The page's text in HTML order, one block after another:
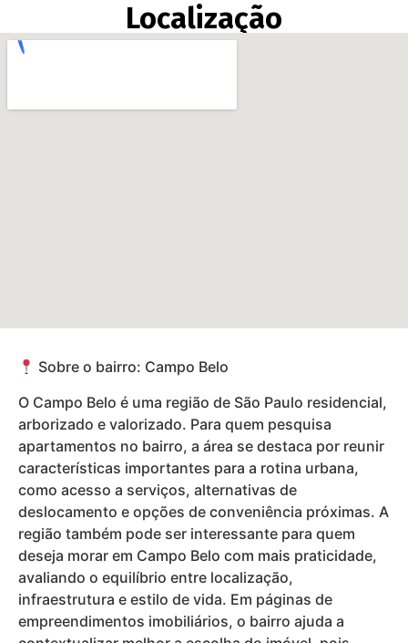
Localização
Sobre o bairro: Campo Belo
O Campo Belo é uma região de São Paulo residencial,
arborizado e valorizado. Para quem pesquisa
apartamentos no bairro, a área se destaca por reunir
características importantes para a rotina urbana,
como acesso a serviços, alternativas de
deslocamento e opções de conveniência próximas. A
região também pode ser interessante para quem
deseja morar em Campo Belo com mais praticidade,
avaliando o equilíbrio entre localização,
infraestrutura e estilo de vida. Em páginas de
empreendimentos imobiliários, o bairro ajuda a